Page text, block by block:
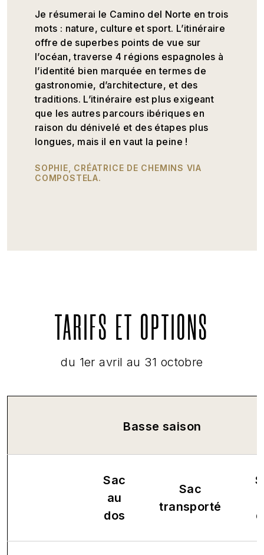
Je résumerai le Camino del Norte en trois
mots : nature, culture et sport. L’itinéraire
offre de superbes points de vue sur
l’océan, traverse 4 régions espagnoles à
l’identité bien marquée en termes de
gastronomie, d’architecture, et des
traditions. L’itinéraire est plus exigeant
que les autres parcours ibériques en
raison du dénivelé et des étapes plus
longues, mais il en vaut la peine !
SOPHIE, CRÉATRICE DE CHEMINS VIA
COMPOSTELA.
TARIFS ET OPTIONS
du 1er avril au 31 octobre
Basse saison
Sac
au
dos
Sac
transporté